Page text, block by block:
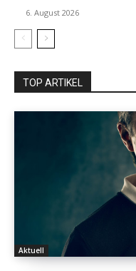
6. August 2026
TOP ARTIKEL
Aktuell